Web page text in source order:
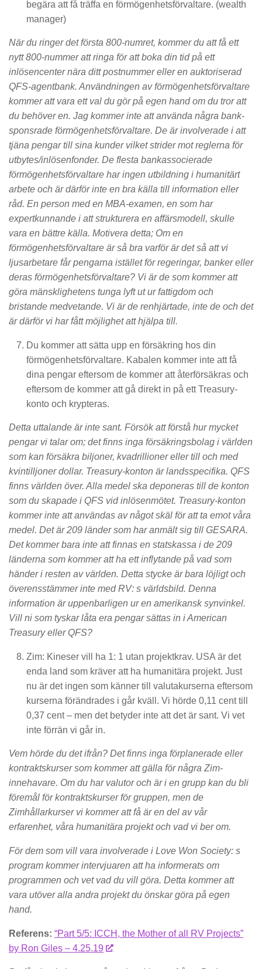
begära att få träffa en förmögenhetsförvaltare. (wealth
manager)
När du ringer det första 800-numret, kommer du att få ett
nytt 800-nummer att ringa för att boka din tid på ett
inlösencenter nära ditt postnummer eller en auktoriserad
QFS-agentbank. Användningen av förmögenhetsförvaltare
kommer att vara ett val du gör på egen hand om du tror att
du behöver en. Jag kommer inte att använda några bank-
sponsrade förmögenhetsförvaltare. De är involverade i att
tjäna pengar till sina kunder vilket strider mot reglerna för
utbytes/inlösenfonder. De flesta bankassocierade
förmögenhetsförvaltare har ingen utbildning i humanitärt
arbete och är därför inte en bra källa till information eller
råd. En person med en MBA-examen, en som har
expertkunnande i att strukturera en affärsmodell, skulle
vara en bättre källa. Motivera detta; Om en
förmögenhetsförvaltare är så bra varför är det så att vi
ljusarbetare får pengarna istället för regeringar, banker eller
deras förmögenhetsförvaltare? Vi är de som kommer att
göra mänsklighetens tunga lyft ut ur fattigdom och
bristande medvetande. Vi är de renhjärtade, inte de och det
är därför vi har fått möjlighet att hjälpa till.
Du kommer att sätta upp en försäkring hos din
förmögenhetsförvaltare. Kabalen kommer inte att få
dina pengar eftersom de kommer att återförsäkras och
eftersom de kommer att gå direkt in på ett Treasury-
konto och krypteras.
Detta uttalande är inte sant. Försök att förstå hur mycket
pengar vi talar om; det finns inga försäkringsbolag i världen
som kan försäkra biljoner, kvadrillioner eller till och med
kvintilljoner dollar. Treasury-konton är landsspecifika. QFS
finns världen över. Alla medel ska deponeras till de konton
som du skapade i QFS vid inlösenmötet. Treasury-konton
kommer inte att användas av något skäl för att ta emot våra
medel. Det är 209 länder som har anmält sig till GESARA.
Det kommer bara inte att finnas en statskassa i de 209
länderna som kommer att ha ett inflytande på vad som
händer i resten av världen. Detta stycke är bara löjligt och
överensstämmer inte med RV: s världsbild. Denna
information är uppenbarligen ur en amerikansk synvinkel.
Vill ni som tyskar låta era pengar sättas in i American
Treasury eller QFS?
Zim: Kineser vill ha 1: 1 utan projektkrav. USA är det
enda land som kräver att ha humanitära projekt. Just
nu är det ingen som känner till valutakurserna eftersom
kurserna förändrades i går kväll. Vi hörde 0,11 cent till
0,37 cent – men det betyder inte att det är sant. Vi vet
inte förrän vi går in.
Vem hörde du det ifrån? Det finns inga förplanerade eller
kontraktskurser som kommer att gälla för några Zim-
innehavare. Om du har valutor och är i en grupp kan du bli
föremål för kontraktskurser för gruppen, men de
Zimhållarkurser vi kommer att få är en del av vår
erfarenhet, våra humanitära projekt och vad vi ber om.
För dem som vill vara involverade i Love Won Society: s
program kommer intervjuaren att ha informerats om
programmen och vet vad du vill göra. Detta kommer att
vara utöver alla andra projekt du önskar göra på egen
hand.
Referens: “Part 5/5: ICCH, the Mother of all RV Projects”
by Ron Giles – 4.25.19